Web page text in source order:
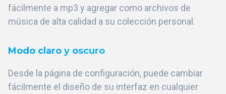
fácilmente a mp3 y agregar como archivos de
música de alta calidad a su colección personal.
Modo claro y oscuro
Desde la página de configuración, puede cambiar
fácilmente el diseño de su interfaz en cualquier